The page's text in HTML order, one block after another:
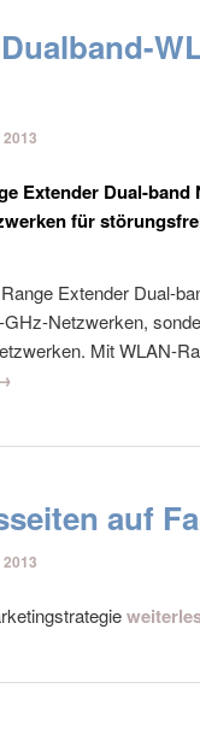
Extender Dual-
für
Extender Dual-
Netzwerken,
Mit WLAN-
auf